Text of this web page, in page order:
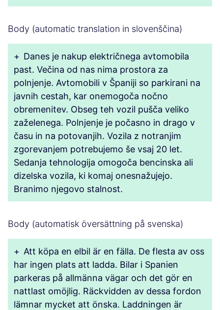
Body (automatic translation in slovenščina)
+ Danes je nakup električnega avtomobila
past. Večina od nas nima prostora za
polnjenje. Avtomobili v Španiji so parkirani na
javnih cestah, kar onemogoča nočno
obremenitev. Obseg teh vozil pušča veliko
zaželenega. Polnjenje je počasno in drago v
času in na potovanjih. Vozila z notranjim
zgorevanjem potrebujemo še vsaj 20 let.
Sedanja tehnologija omogoča bencinska ali
dizelska vozila, ki komaj onesnažujejo.
Branimo njegovo stalnost.
Body (automatisk översättning på svenska)
+ Att köpa en elbil är en fälla. De flesta av oss
har ingen plats att ladda. Bilar i Spanien
parkeras på allmänna vägar och det gör en
nattlast omöjlig. Räckvidden av dessa fordon
lämnar mycket att önska. Laddningen är